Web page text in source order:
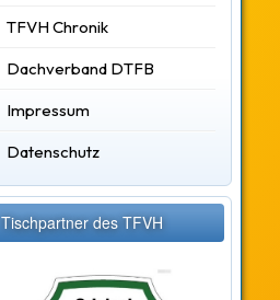
TFVH Chronik
Dachverband DTFB
Impressum
Datenschutz
Tischpartner des TFVH